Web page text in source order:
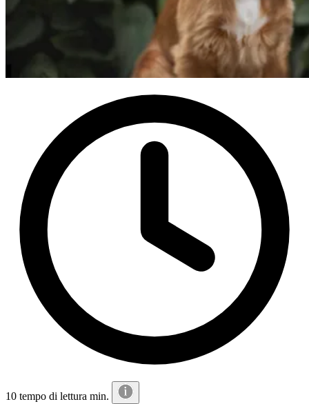
10 tempo di lettura min.